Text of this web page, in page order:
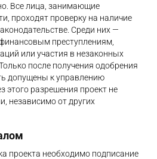
Все лица, занимающие
проходят проверку на наличие
Среди них —
преступлениям,
или участия в незаконных
после получения одобрения
допущены к управлению
этого разрешения проект не
независимо от других
проекта необходимо подписание